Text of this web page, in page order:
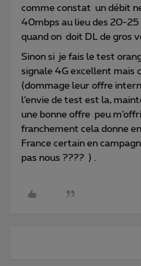
comme constat un débit
40mbps au lieu des 20-
quand on doit DL de gros
Sinon si je fais le test
signale 4G excellent mais
(dommage leur offre
l’envie de test est la,
une bonne offre peu
franchement cela donne
France certain en
pas nous ???? ) .